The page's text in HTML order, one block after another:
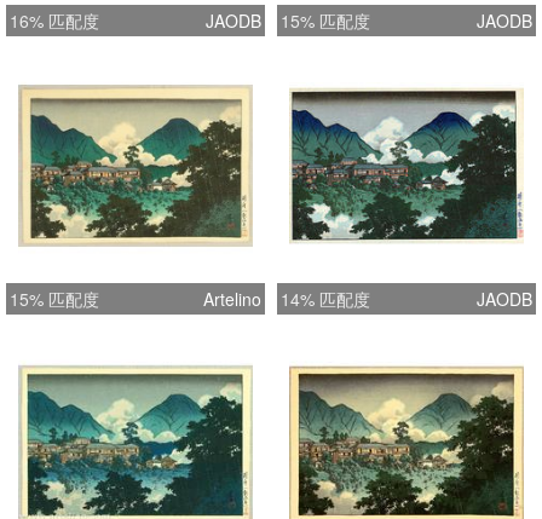
16% 匹配度 JAODB 15% 匹配度 JAODB
15% 匹配度 Artelino 14% 匹配度 JAODB